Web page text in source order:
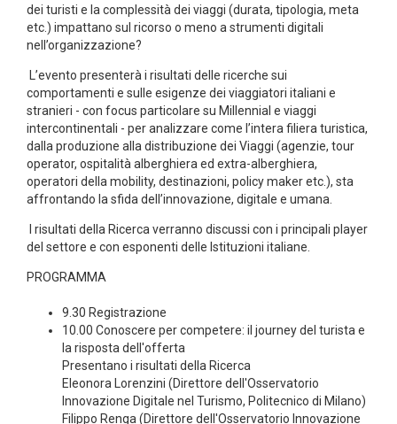
dei turisti e la complessità dei viaggi (durata, tipologia, meta
etc.) impattano sul ricorso o meno a strumenti digitali
nell’organizzazione?
L’evento presenterà i risultati delle ricerche sui
comportamenti e sulle esigenze dei viaggiatori italiani e
stranieri - con focus particolare su Millennial e viaggi
intercontinentali - per analizzare come l’intera filiera turistica,
dalla produzione alla distribuzione dei Viaggi (agenzie, tour
operator, ospitalità alberghiera ed extra-alberghiera,
operatori della mobility, destinazioni, policy maker etc.), sta
affrontando la sfida dell’innovazione, digitale e umana.
I risultati della Ricerca verranno discussi con i principali player
del settore e con esponenti delle Istituzioni italiane.
PROGRAMMA
9.30 Registrazione
10.00 Conoscere per competere: il journey del turista e
la risposta dell'offerta
Presentano i risultati della Ricerca
Eleonora Lorenzini (Direttore dell'Osservatorio
Innovazione Digitale nel Turismo, Politecnico di Milano)
Filippo Renga (Direttore dell'Osservatorio Innovazione